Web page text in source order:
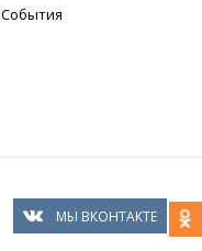
События
МЫ ВКОНТАКТЕ